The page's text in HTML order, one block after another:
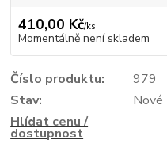
410,00 Kč/ks
Momentálně není skladem
Číslo produktu:
979
Stav:
Nové
Hlídat cenu /
dostupnost